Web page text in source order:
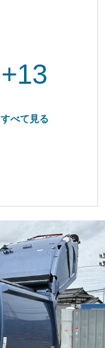
+13
すべて見る